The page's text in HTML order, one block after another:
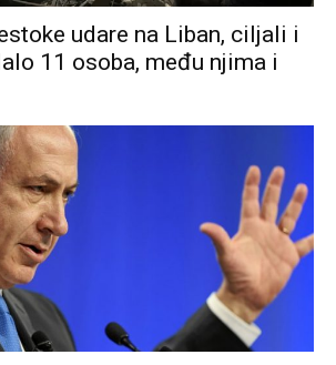
udare na Liban, ciljali i
11 osoba, među njima i